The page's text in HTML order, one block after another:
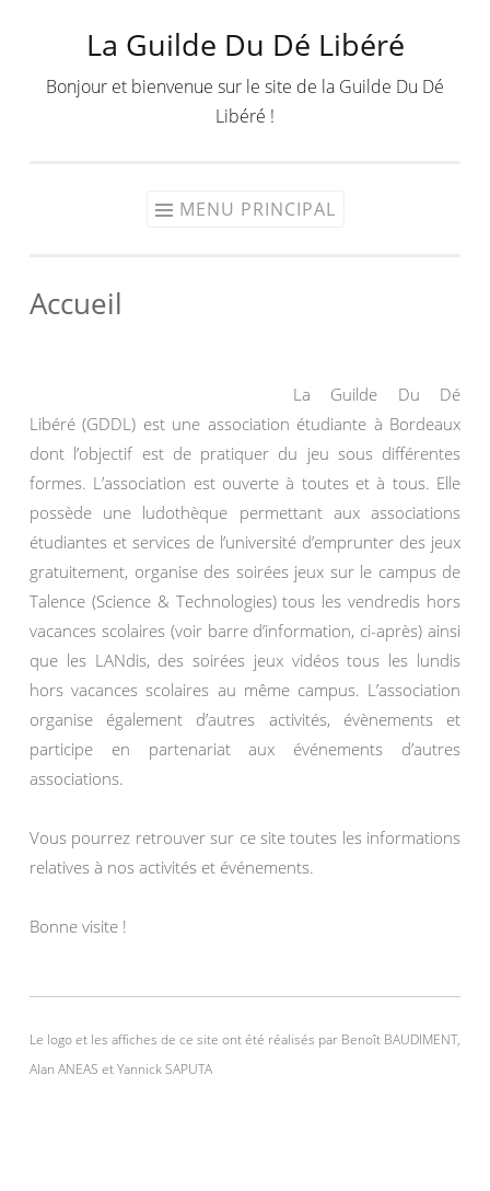
contenu
La Guilde Du Dé Libéré
Bonjour et bienvenue sur le site de la Guilde Du Dé
Libéré !
MENU PRINCIPAL
Accueil
La Guilde Du Dé
Libéré (GDDL) est une association étudiante à Bordeaux
dont l’objectif est de pratiquer du jeu sous différentes
formes. L’association est ouverte à toutes et à tous. Elle
possède une ludothèque permettant aux associations
étudiantes et services de l’université d’emprunter des jeux
gratuitement, organise des soirées jeux sur le campus de
Talence (Science & Technologies) tous les vendredis hors
vacances scolaires (voir barre d’information, ci-après) ainsi
que les LANdis, des soirées jeux vidéos tous les lundis
hors vacances scolaires au même campus. L’association
organise également d’autres activités, évènements et
participe en partenariat aux événements d’autres
associations.
Vous pourrez retrouver sur ce site toutes les informations
relatives à nos activités et événements.
Bonne visite !
Le logo et les affiches de ce site ont été réalisés par Benoît BAUDIMENT,
Alan ANEAS et Yannick SAPUTA